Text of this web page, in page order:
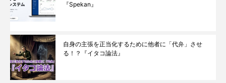
『Spekan』
自身の主張を正当化するために他者に「代弁」させ
る！？『イタコ論法』